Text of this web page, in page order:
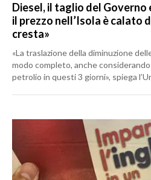
Diesel, il taglio del Governo
il prezzo nell’Isola è calato
cresta»
«La traslazione della diminuzione
modo completo, anche
petrolio in questi 3 giorni», spiega